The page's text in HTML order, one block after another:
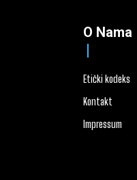
O Nama
Etički kodeks
Kontakt
Impressum